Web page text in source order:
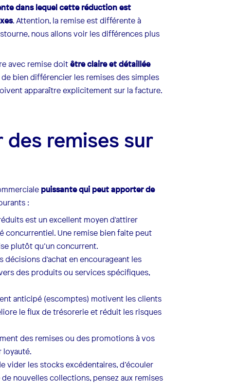
dans lequel cette réduction est
. Attention, la remise est différente à
nous allons voir les différences plus
avec remise doitêtre claire et détaillée
bien différencier les remises des simples
apparaître explicitement sur la facture.
des remises sur
puissante qui peut apporter de
:
est un excellent moyen d'attirer
concurrentiel. Une remise bien faite peut
plutôt qu’un concurrent.
décisions d'achat en encourageant les
des produits ou services spécifiques,
anticipé (escomptes) motivent les clients
le flux de trésorerie et réduit les risques
des remises ou des promotions à vos
loyauté.
vider les stocks excédentaires, d’écouler
nouvelles collections, pensez aux remises